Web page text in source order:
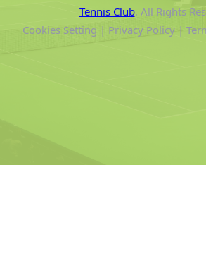
Tennis Club. All Rights
Cookies Setting | Privacy Policy |